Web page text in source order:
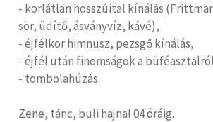
- korlátlan hosszúital kínálás
sör, üdítő, ásványvíz, kávé),
- éjfélkor himnusz, pezsgő kínálás,
- éjfél után finomságok a
- tombolahúzás.
Zene, tánc, buli hajnal 04 óráig.